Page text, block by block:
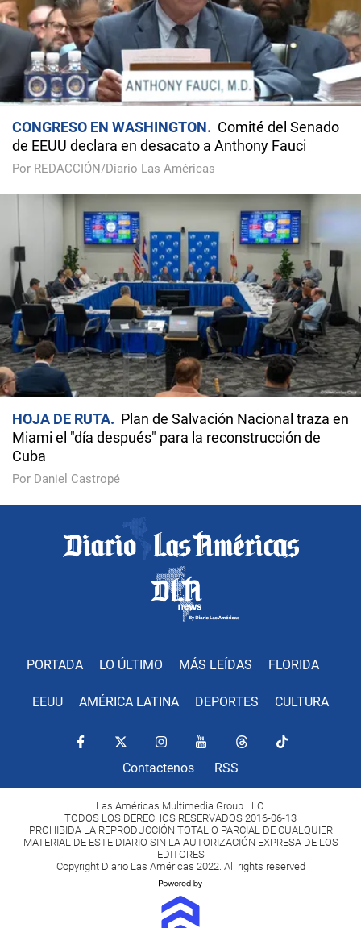
CONGRESO EN WASHINGTON
Comité del Senado
de EEUU declara en desacato a Anthony Fauci
Por REDACCIÓN/Diario Las Américas
HOJA DE RUTA
Plan de Salvación Nacional traza en
Miami el "día después" para la reconstrucción de
Cuba
Por Daniel Castropé
PORTADA LO ÚLTIMO MÁS LEÍDAS FLORIDA
EEUU AMÉRICA LATINA DEPORTES CULTURA
Contactenos RSS
Las Américas Multimedia Group LLC.
TODOS LOS DERECHOS RESERVADOS 2016-06-13
PROHIBIDA LA REPRODUCCIÓN TOTAL O PARCIAL DE CUALQUIER
MATERIAL DE ESTE DIARIO SIN LA AUTORIZACIÓN EXPRESA DE LOS
EDITORES
Copyright Diario Las Américas 2022. All rights reserved